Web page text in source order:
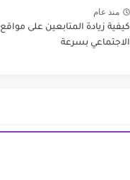
منذ عام
كيفية زيادة المتابعين على
الاجتماعي بسرعة